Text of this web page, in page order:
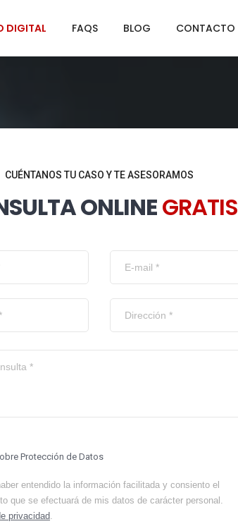
DIGITAL FAQS BLOG CONTACTO
CUÉNTANOS TU CASO Y TE ASESORAMOS
ONLINEGRATIS
Protección de Datos
entendido la información facilitada y consiento el
que se efectuará de mis datos de carácter personal.
privacidad.